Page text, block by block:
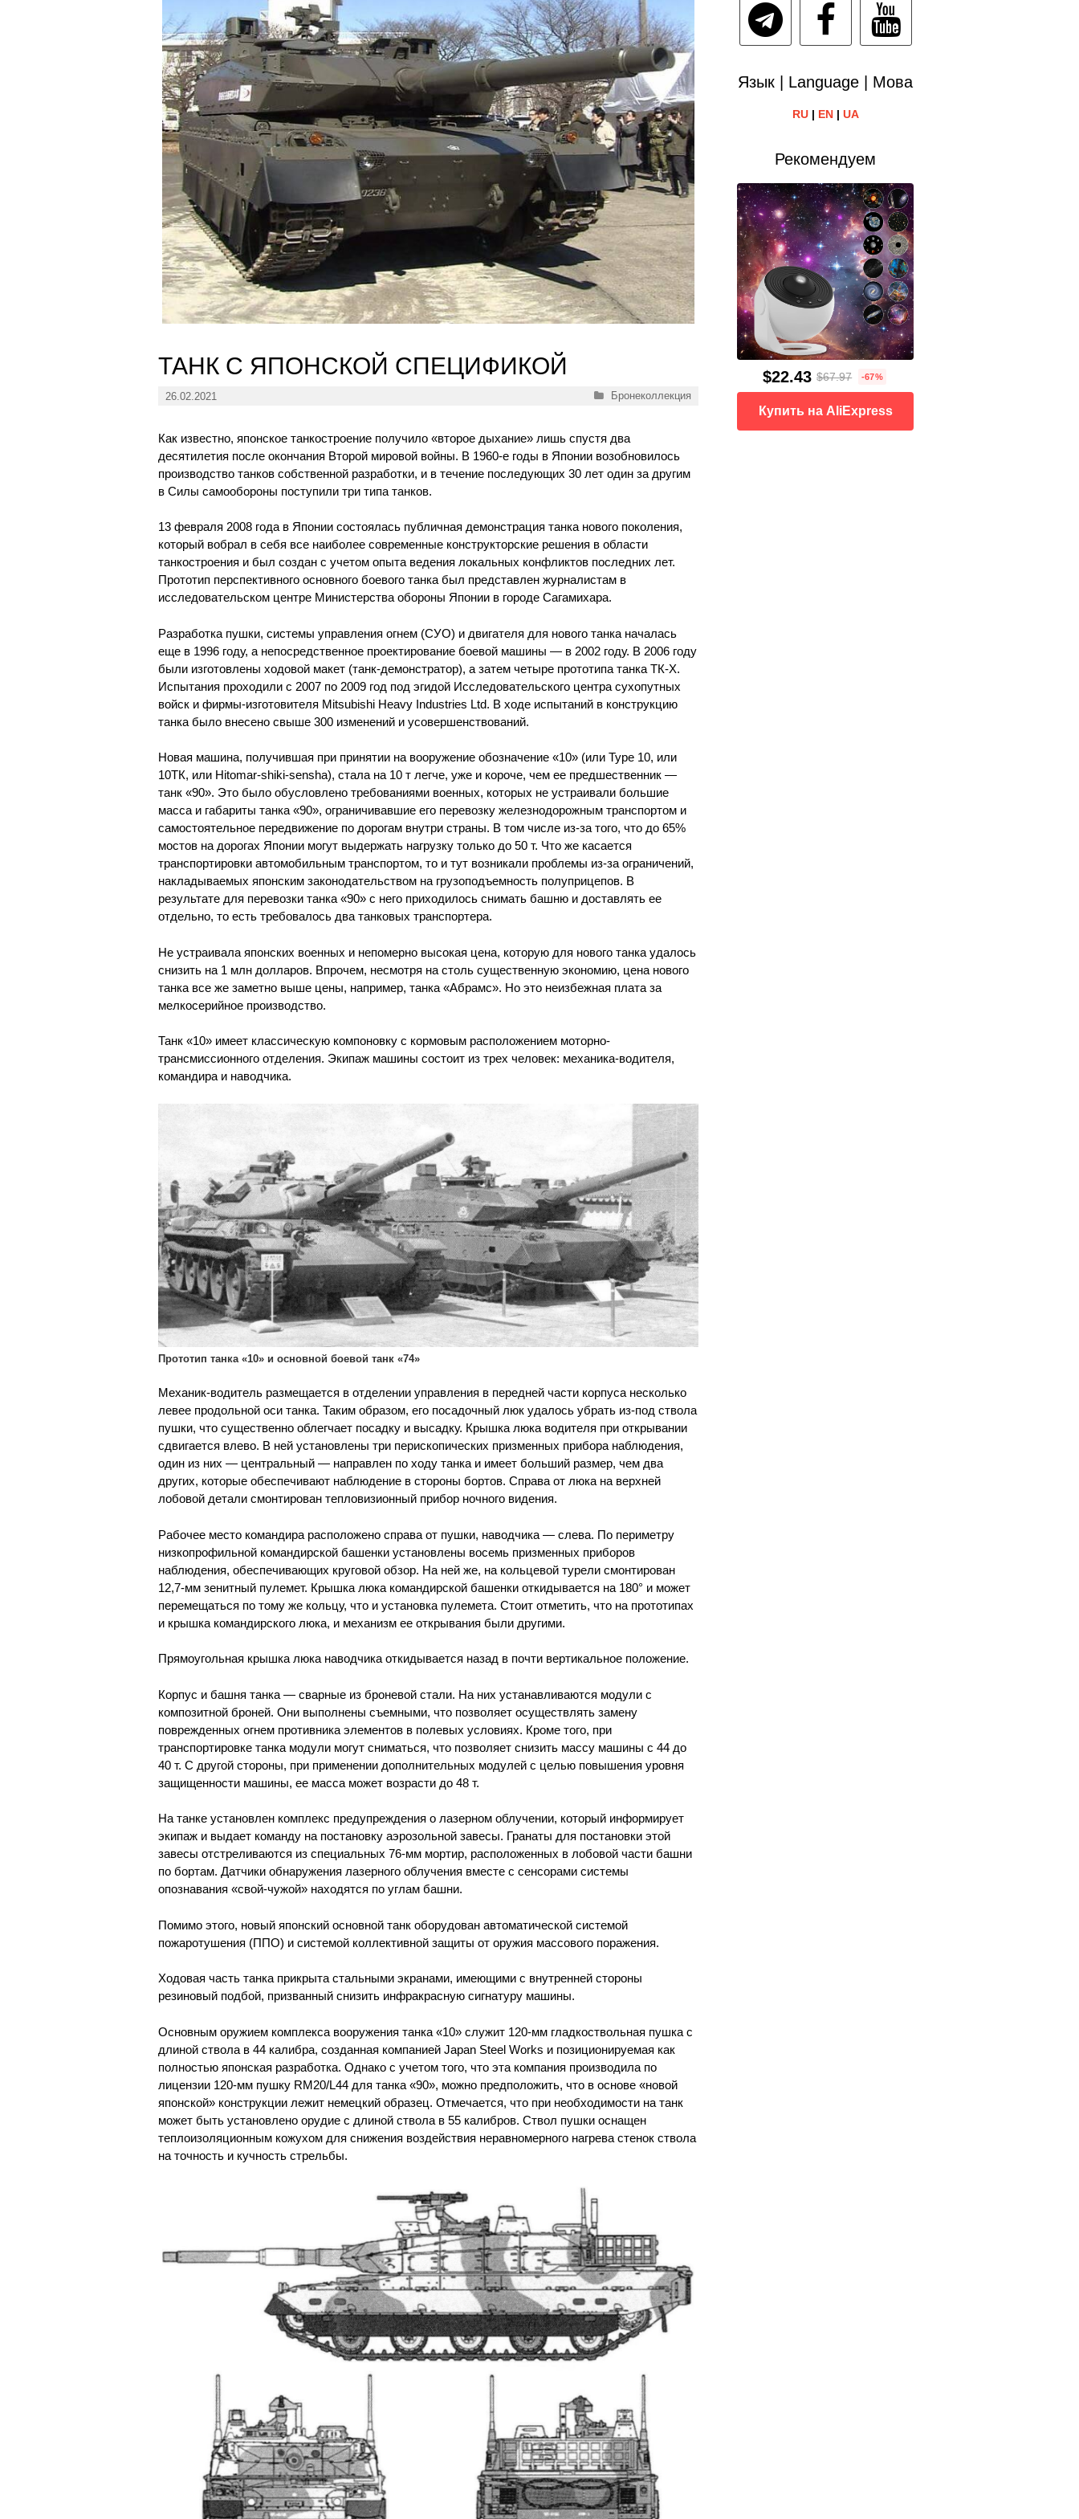
ТАНК С ЯПОНСКОЙ СПЕЦИФИКОЙ
26.02.2021 Рубрики
Бронеколлекция
Как известно, японское танкостроение получило «второе дыхание» лишь спустя два
десятилетия после окончания Второй мировой войны. В 1960-е годы в Японии возобновилось
производство танков собственной разработки, и в течение последующих 30 лет один за другим
в Силы самообороны поступили три типа танков.
13 февраля 2008 года в Японии состоялась публичная демонстрация танка нового поколения,
который вобрал в себя все наиболее современные конструкторские решения в области
танкостроения и был создан с учетом опыта ведения локальных конфликтов последних лет.
Прототип перспективного основного боевого танка был представлен журналистам в
исследовательском центре Министерства обороны Японии в городе Сагамихара.
Разработка пушки, системы управления огнем (СУО) и двигателя для нового танка началась
еще в 1996 году, а непосредственное проектирование боевой машины — в 2002 году. В 2006 году
были изготовлены ходовой макет (танк-демонстратор), а затем четыре прототипа танка ТК-Х.
Испытания проходили с 2007 по 2009 год под эгидой Исследовательского центра сухопутных
войск и фирмы-изготовителя Mitsubishi Heavy Industries Ltd. В ходе испытаний в конструкцию
танка было внесено свыше 300 изменений и усовершенствований.
Новая машина, получившая при принятии на вооружение обозначение «10» (или Туре 10, или
10ТК, или Hitomar-shiki-sensha), стала на 10 т легче, уже и короче, чем ее предшественник —
танк «90». Это было обусловлено требованиями военных, которых не устраивали большие
масса и габариты танка «90», ограничивавшие его перевозку железнодорожным транспортом и
самостоятельное передвижение по дорогам внутри страны. В том числе из-за того, что до 65%
мостов на дорогах Японии могут выдержать нагрузку только до 50 т. Что же касается
транспортировки автомобильным транспортом, то и тут возникали проблемы из-за ограничений,
накладываемых японским законодательством на грузоподъемность полуприцепов. В
результате для перевозки танка «90» с него приходилось снимать башню и доставлять ее
отдельно, то есть требовалось два танковых транспортера.
Не устраивала японских военных и непомерно высокая цена, которую для нового танка удалось
снизить на 1 млн долларов. Впрочем, несмотря на столь существенную экономию, цена нового
танка все же заметно выше цены, например, танка «Абрамс». Но это неизбежная плата за
мелкосерийное производство.
Танк «10» имеет классическую компоновку с кормовым расположением моторно-
трансмиссионного отделения. Экипаж машины состоит из трех человек: механика-водителя,
командира и наводчика.
Прототип танка «10» и основной боевой танк «74»
Механик-водитель размещается в отделении управления в передней части корпуса несколько
левее продольной оси танка. Таким образом, его посадочный люк удалось убрать из-под ствола
пушки, что существенно облегчает посадку и высадку. Крышка люка водителя при открывании
сдвигается влево. В ней установлены три перископических призменных прибора наблюдения,
один из них — центральный — направлен по ходу танка и имеет больший размер, чем два
других, которые обеспечивают наблюдение в стороны бортов. Справа от люка на верхней
лобовой детали смонтирован тепловизионный прибор ночного видения.
Рабочее место командира расположено справа от пушки, наводчика — слева. По периметру
низкопрофильной командирской башенки установлены восемь призменных приборов
наблюдения, обеспечивающих круговой обзор. На ней же, на кольцевой турели смонтирован
12,7-мм зенитный пулемет. Крышка люка командирской башенки откидывается на 180° и может
перемещаться по тому же кольцу, что и установка пулемета. Стоит отметить, что на прототипах
и крышка командирского люка, и механизм ее открывания были другими.
Прямоугольная крышка люка наводчика откидывается назад в почти вертикальное положение.
Корпус и башня танка — сварные из броневой стали. На них устанавливаются модули с
композитной броней. Они выполнены съемными, что позволяет осуществлять замену
поврежденных огнем противника элементов в полевых условиях. Кроме того, при
транспортировке танка модули могут сниматься, что позволяет снизить массу машины с 44 до
40 т. С другой стороны, при применении дополнительных модулей с целью повышения уровня
защищенности машины, ее масса может возрасти до 48 т.
На танке установлен комплекс предупреждения о лазерном облучении, который информирует
экипаж и выдает команду на постановку аэрозольной завесы. Гранаты для постановки этой
завесы отстреливаются из специальных 76-мм мортир, расположенных в лобовой части башни
по бортам. Датчики обнаружения лазерного облучения вместе с сенсорами системы
опознавания «свой-чужой» находятся по углам башни.
Помимо этого, новый японский основной танк оборудован автоматической системой
пожаротушения (ППО) и системой коллективной защиты от оружия массового поражения.
Ходовая часть танка прикрыта стальными экранами, имеющими с внутренней стороны
резиновый подбой, призванный снизить инфракрасную сигнатуру машины.
Основным оружием комплекса вооружения танка «10» служит 120-мм гладкоствольная пушка с
длиной ствола в 44 калибра, созданная компанией Japan Steel Works и позиционируемая как
полностью японская разработка. Однако с учетом того, что эта компания производила по
лицензии 120-мм пушку RM20/L44 для танка «90», можно предположить, что в основе «новой
японской» конструкции лежит немецкий образец. Отмечается, что при необходимости на танк
может быть установлено орудие с длиной ствола в 55 калибров. Ствол пушки оснащен
теплоизоляционным кожухом для снижения воздействия неравномерного нагрева стенок ствола
на точность и кучность стрельбы.
Язык | Language | Мова
RU| EN| UA
Рекомендуем
$22.43 $67.97 -67%
Купить на AliExpress